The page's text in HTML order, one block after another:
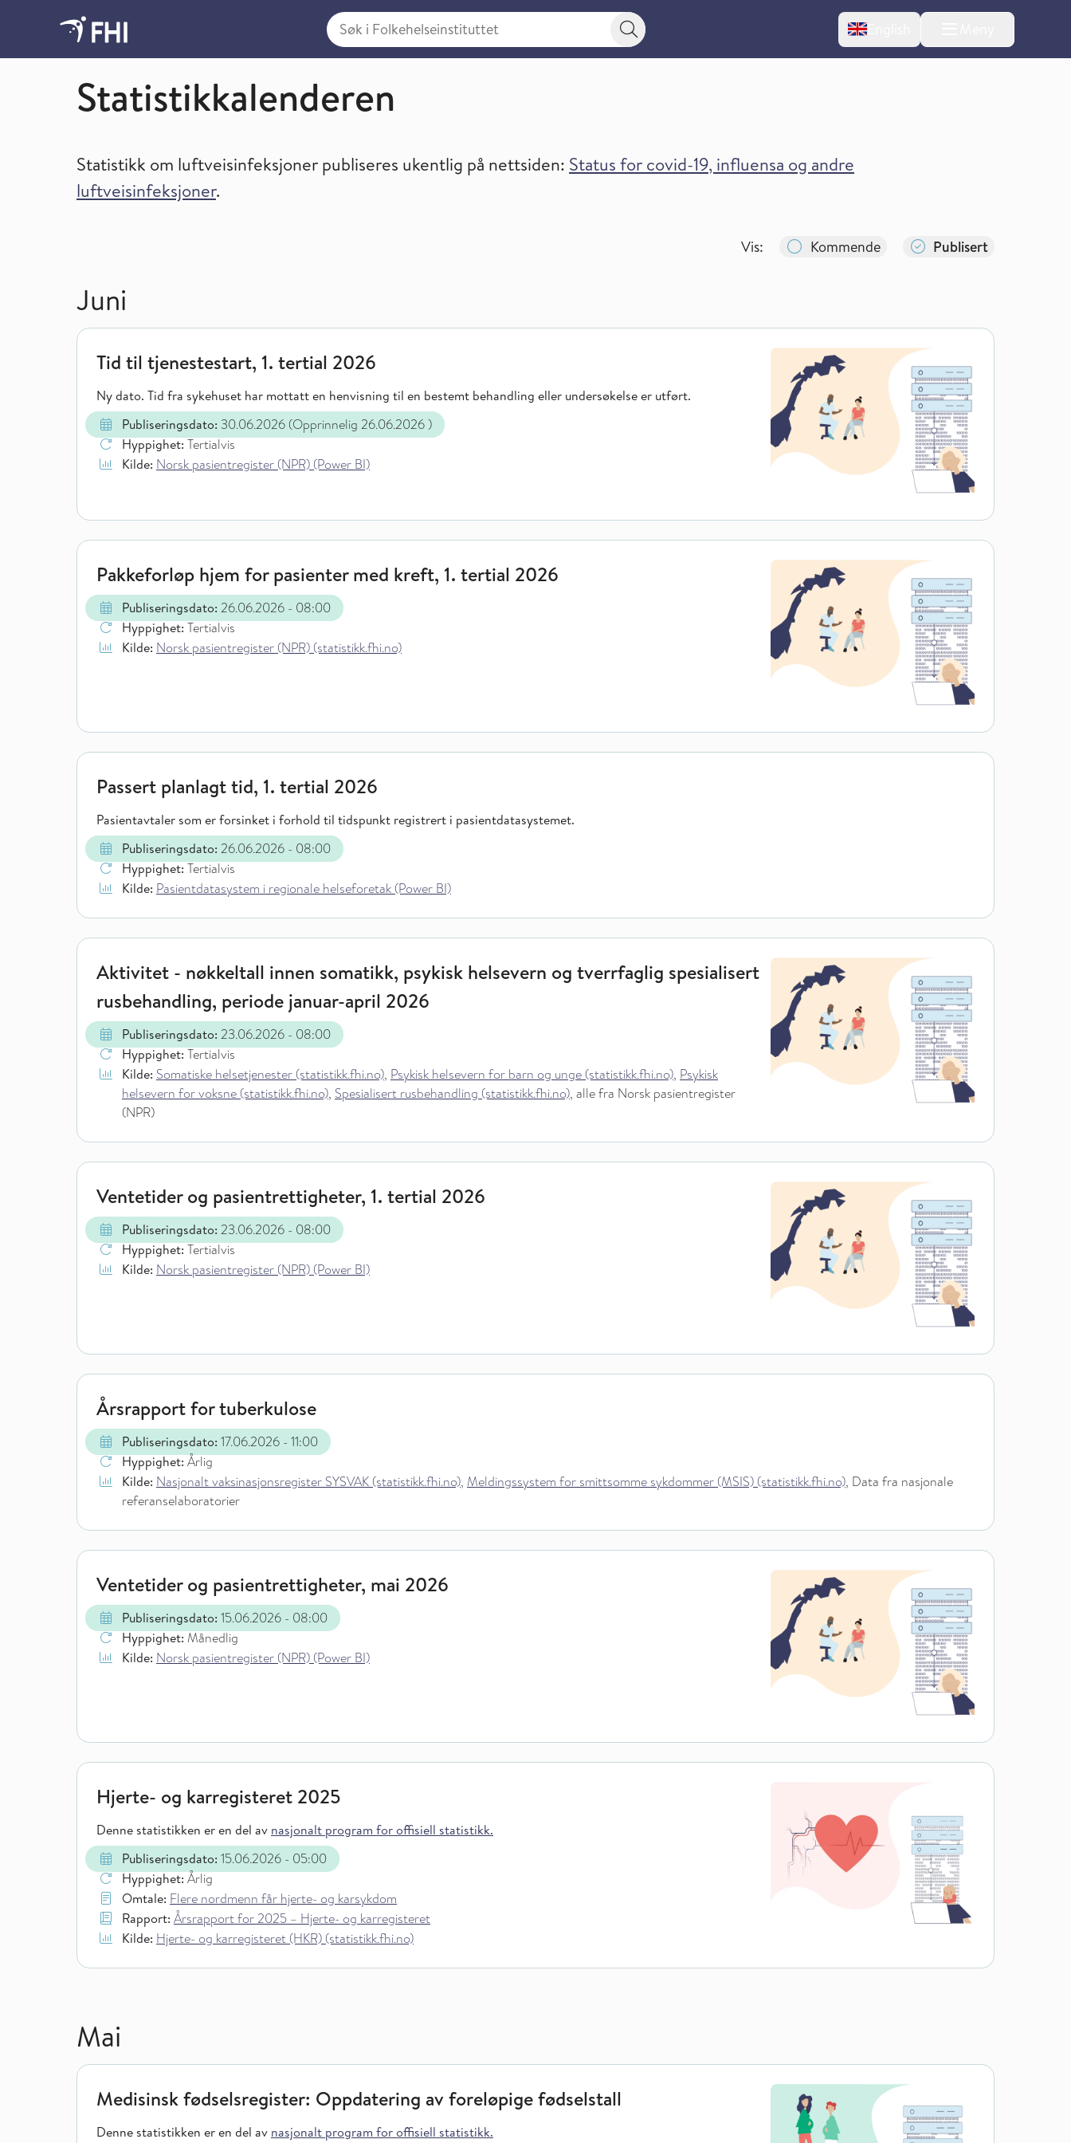
Søk i Folkehelseinstituttet
Søkeknapp English
Statistikkalender og tilgang til statistikk
Statistikkalenderen
Statistikk om luftveisinfeksjoner publiseres ukentlig på nettsiden: Status for covid-19, influensa og andre
luftveisinfeksjoner.
Vis: Kommende Publisert
Juni
Tid til tjenestestart, 1. tertial 2026
Ny dato. Tid fra sykehuset har mottatt en henvisning til en bestemt behandling eller undersøkelse er utført.
Publiseringsdato: 30.06.2026 (Opprinnelig 26.06.2026)
Hyppighet: Tertialvis
Kilde: Norsk pasientregister (NPR) (Power BI)
Pakkeforløp hjem for pasienter med kreft, 1. tertial 2026
Publiseringsdato: 26.06.2026 - 08:00
Hyppighet: Tertialvis
Kilde: Norsk pasientregister (NPR) (statistikk.fhi.no)
Passert planlagt tid, 1. tertial 2026
Pasientavtaler som er forsinket i forhold til tidspunkt registrert i pasientdatasystemet.
Publiseringsdato: 26.06.2026 - 08:00
Hyppighet: Tertialvis
Kilde: Pasientdatasystem i regionale helseforetak (Power BI)
Aktivitet - nøkkeltall innen somatikk, psykisk helsevern og tverrfaglig spesialisert
rusbehandling, periode januar-april 2026
Publiseringsdato: 23.06.2026 - 08:00
Hyppighet: Tertialvis
Kilde: Somatiske helsetjenester (statistikk.fhi.no), Psykisk helsevern for barn og unge (statistikk.fhi.no), Psykisk
helsevern for voksne (statistikk.fhi.no), Spesialisert rusbehandling (statistikk.fhi.no), alle fra Norsk pasientregister
(NPR)
Ventetider og pasientrettigheter, 1. tertial 2026
Publiseringsdato: 23.06.2026 - 08:00
Hyppighet: Tertialvis
Kilde: Norsk pasientregister (NPR) (Power BI)
Årsrapport for tuberkulose
Publiseringsdato: 17.06.2026 - 11:00
Hyppighet: Årlig
Kilde: Nasjonalt vaksinasjonsregister SYSVAK (statistikk.fhi.no), Meldingssystem for smittsomme sykdommer (MSIS) (statistikk.fhi.no), Data fra nasjonale
referanselaboratorier
Ventetider og pasientrettigheter, mai 2026
Publiseringsdato: 15.06.2026 - 08:00
Hyppighet: Månedlig
Kilde: Norsk pasientregister (NPR) (Power BI)
Hjerte- og karregisteret 2025
Denne statistikken er en del av nasjonalt program for offisiell statistikk.
Publiseringsdato: 15.06.2026 - 05:00
Hyppighet: Årlig
Omtale: Flere nordmenn får hjerte- og karsykdom
Rapport: Årsrapport for 2025 – Hjerte- og karregisteret
Kilde: Hjerte- og karregisteret (HKR) (statistikk.fhi.no)
Mai
Medisinsk fødselsregister: Oppdatering av foreløpige fødselstall
Denne statistikken er en del av nasjonalt program for offisiell statistikk.